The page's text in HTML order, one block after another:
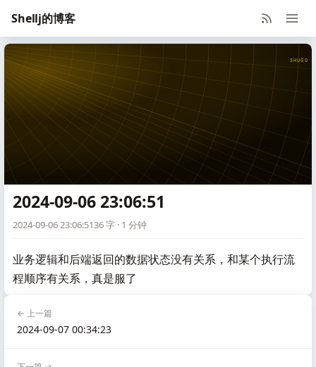
Shellj的博客
SHUGO
2024-09-06 23:06:51
2024-09-06 23:06:5136 字 · 1 分钟
业务逻辑和后端返回的数据状态没有关系，和某个执行流
程顺序有关系，真是服了
← 上一篇
2024-09-07 00:34:23